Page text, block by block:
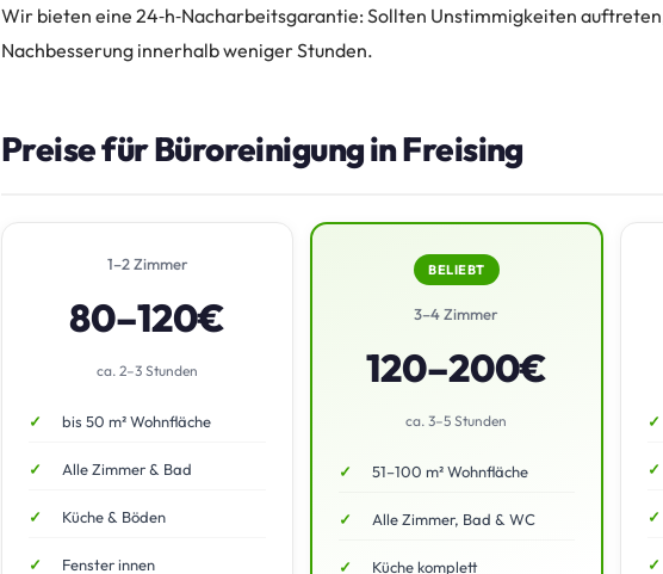
Wir bieten eine 24‑h‑Nacharbeitsgarantie: Sollten Unstimmigkeiten
Nachbesserung innerhalb weniger Stunden.
Preise für Büroreinigung in Freising
1–2 Zimmer
80–120€
ca. 2–3 Stunden
bis 50 m² Wohnfläche
Alle Zimmer & Bad
Küche & Böden
Fenster innen
BELIEBT
3–4 Zimmer
120–200€
ca. 3–5 Stunden
51–100 m² Wohnfläche
Alle Zimmer, Bad & WC
Küche komplett